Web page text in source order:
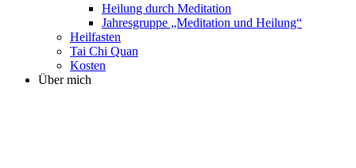
Heilung durch Meditation
Jahresgruppe „Meditation und Heilung“
Heilfasten
Tai Chi Quan
Kosten
Über mich